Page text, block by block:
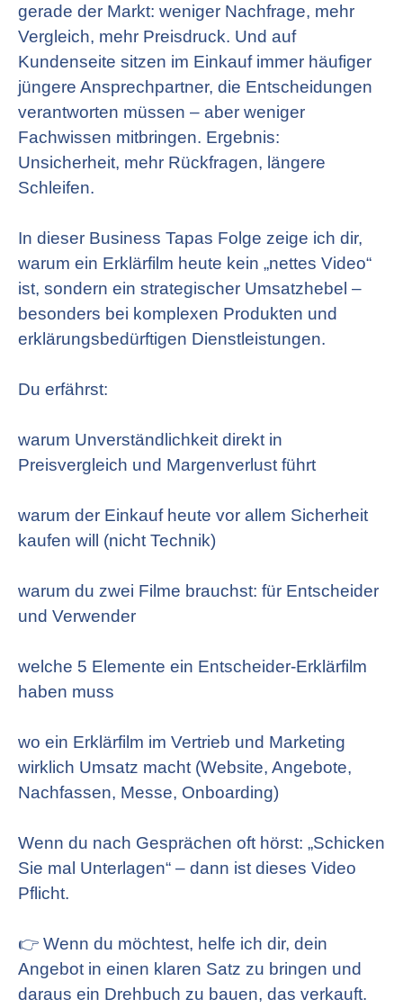
gerade der Markt: weniger Nachfrage, mehr
Vergleich, mehr Preisdruck. Und auf
Kundenseite sitzen im Einkauf immer häufiger
jüngere Ansprechpartner, die Entscheidungen
verantworten müssen – aber weniger
Fachwissen mitbringen. Ergebnis:
Unsicherheit, mehr Rückfragen, längere
Schleifen.
In dieser Business Tapas Folge zeige ich dir,
warum ein Erklärfilm heute kein „nettes Video“
ist, sondern ein strategischer Umsatzhebel –
besonders bei komplexen Produkten und
erklärungsbedürftigen Dienstleistungen.
Du erfährst:
warum Unverständlichkeit direkt in
Preisvergleich und Margenverlust führt
warum der Einkauf heute vor allem Sicherheit
kaufen will (nicht Technik)
warum du zwei Filme brauchst: für Entscheider
und Verwender
welche 5 Elemente ein Entscheider-Erklärfilm
haben muss
wo ein Erklärfilm im Vertrieb und Marketing
wirklich Umsatz macht (Website, Angebote,
Nachfassen, Messe, Onboarding)
Wenn du nach Gesprächen oft hörst: „Schicken
Sie mal Unterlagen“ – dann ist dieses Video
Pflicht.
👉 Wenn du möchtest, helfe ich dir, dein
Angebot in einen klaren Satz zu bringen und
daraus ein Drehbuch zu bauen, das verkauft.